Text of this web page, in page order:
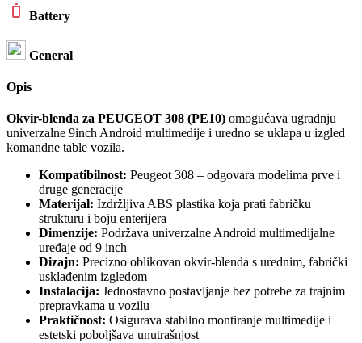
Battery
General
Opis
Okvir-blenda za PEUGEOT 308 (PE10) omogućava ugradnju
univerzalne 9inch Android multimedije i uredno se uklapa u izgled
komandne table vozila.
Kompatibilnost: Peugeot 308 – odgovara modelima prve i
druge generacije
Materijal: Izdržljiva ABS plastika koja prati fabričku
strukturu i boju enterijera
Dimenzije: Podržava univerzalne Android multimedijalne
uređaje od 9 inch
Dizajn: Precizno oblikovan okvir-blenda s urednim, fabrički
usklađenim izgledom
Instalacija: Jednostavno postavljanje bez potrebe za trajnim
prepravkama u vozilu
Praktičnost: Osigurava stabilno montiranje multimedije i
estetski poboljšava unutrašnjost